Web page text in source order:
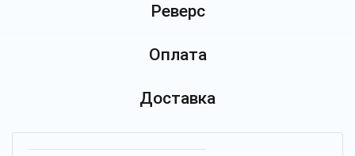
Реверс
Оплата
Доставка